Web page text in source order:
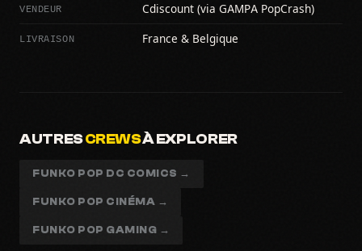
VENDEUR Cdiscount (via GAMPA PopCrash)
LIVRAISON France & Belgique
AUTRESCREWSÀ EXPLORER
FUNKO POP DC COMICS →
FUNKO POP CINÉMA →
FUNKO POP GAMING →